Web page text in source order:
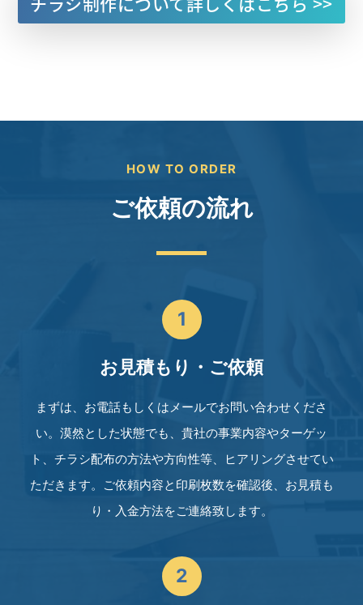
HOW TO ORDER
ご依頼の流れ
1
お見積もり・ご依頼
まずは、お電話もしくはメールでお問い合わせくださ
い。漠然とした状態でも、貴社の事業内容やターゲッ
ト、チラシ配布の方法や方向性等、ヒアリングさせてい
ただきます。ご依頼内容と印刷枚数を確認後、お見積も
り・入金方法をご連絡致します。
2